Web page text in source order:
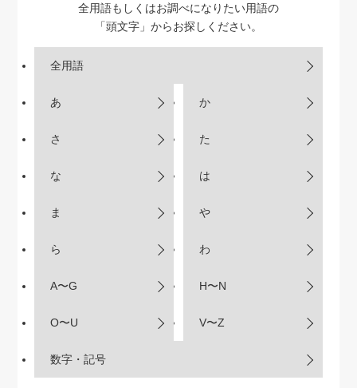
全用語もしくはお調べになりたい用語の
「頭文字」からお探しください。
全用語
あ か
さ た
な は
ま や
ら わ
A〜G H〜N
O〜U V〜Z
数字・記号